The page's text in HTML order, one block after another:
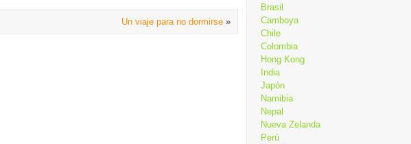
Un viaje para no dormirse »
Brasil
Camboya
Chile
Colombia
Hong Kong
India
Japón
Namibia
Nepal
Nueva Zelanda
Perú